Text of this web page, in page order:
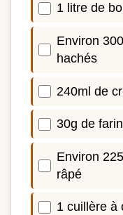
1 litre de
Environ
hachés
240ml de
30g de
Environ
râpé
1 cuillère à